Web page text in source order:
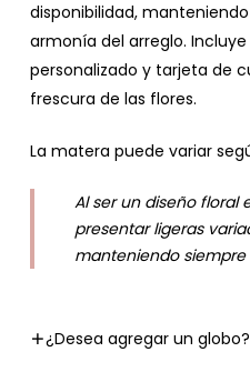
disponibilidad,
armonía del arreglo.
personalizado y tarjeta de
frescura de las flores.
La matera puede variar
Al ser un diseño floral
presentar ligeras
manteniendo siempre
¿Desea agregar un globo?